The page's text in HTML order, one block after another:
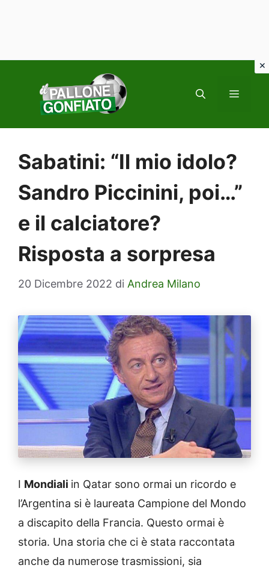
contenuto
MENU
Sabatini: “Il mio idolo?
Sandro Piccinini, poi…”
e il calciatore?
Risposta a sorpresa
20 Dicembre 2022 di Andrea Milano
I Mondiali in Qatar sono ormai un ricordo e
l’Argentina si è laureata Campione del Mondo
a discapito della Francia. Questo ormai è
storia. Una storia che ci è stata raccontata
anche da numerose trasmissioni, sia